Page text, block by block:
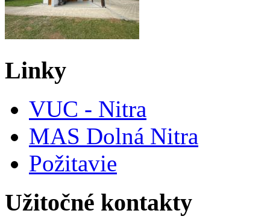
Linky
VUC - Nitra
MAS Dolná Nitra
Požitavie
Užitočné kontakty